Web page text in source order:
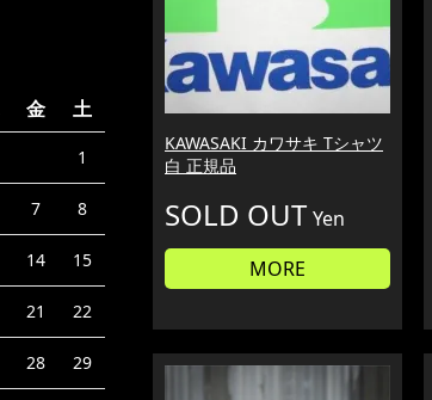
金 土
1
7 8
14 15
21 22
28 29
KAWASAKI カワサキ Tシャツ
白 正規品
SOLD OUT Yen
MORE